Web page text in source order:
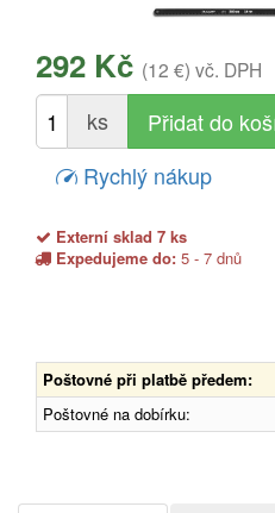
292 Kč (12 €) vč. DPH
ks
Rychlý nákup
Externí sklad 7 ks
Expedujeme do: 5 - 7 dnů
Poštovné při platbě předem:
Poštovné na dobírku: